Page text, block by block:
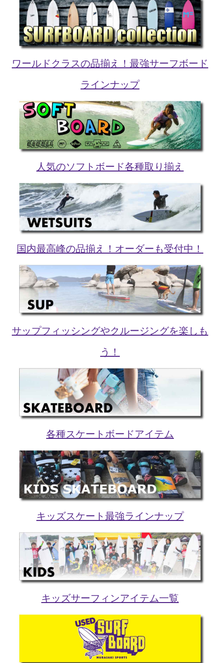
ワールドクラスの品揃え！最強サーフボード
ラインナップ
人気のソフトボード各種取り揃え
国内最高峰の品揃え！オーダーも受付中！
サップフィッシングやクルージングを楽しも
う！
各種スケートボードアイテム
キッズスケート最強ラインナップ
キッズサーフィンアイテム一覧